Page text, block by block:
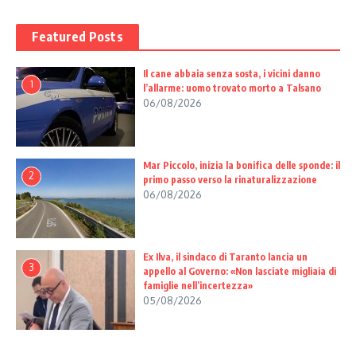
Featured Posts
1
Il cane abbaia senza sosta, i vicini danno
l’allarme: uomo trovato morto a Talsano
06/08/2026
2
Mar Piccolo, inizia la bonifica delle sponde: il
primo passo verso la rinaturalizzazione
06/08/2026
3
Ex Ilva, il sindaco di Taranto lancia un
appello al Governo: «Non lasciate migliaia di
famiglie nell’incertezza»
05/08/2026